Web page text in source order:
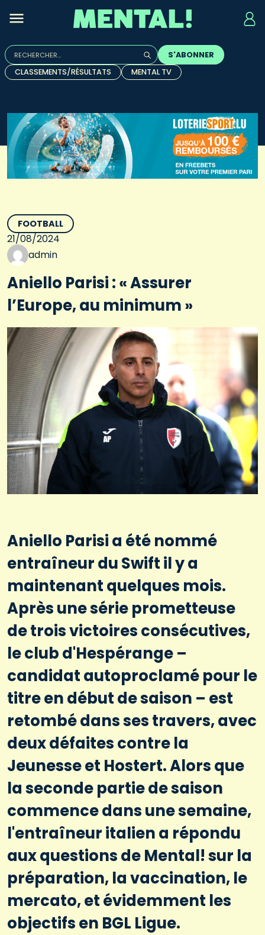
Rechercher :
Quand les résultats de l'auto-complétion sont
S'ABONNER
CLASSEMENTS/RÉSULTATS
MENTAL TV
FOOTBALL
21/08/2024
admin
Aniello Parisi : « Assurer
l’Europe, au minimum »
Aniello Parisi a été nommé
entraîneur du Swift il y a
maintenant quelques mois.
Après une série prometteuse
de trois victoires consécutives,
le club d'Hespérange –
candidat autoproclamé pour le
titre en début de saison – est
retombé dans ses travers, avec
deux défaites contre la
Jeunesse et Hostert. Alors que
la seconde partie de saison
commence dans une semaine,
l'entraîneur italien a répondu
aux questions de Mental! sur la
préparation, la vaccination, le
mercato, et évidemment les
objectifs en BGL Ligue.